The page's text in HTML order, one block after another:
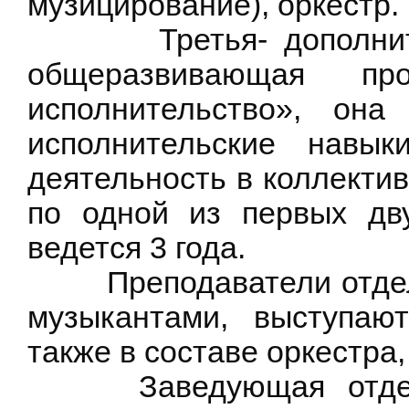
Третья-
общеразвивающая
исполнительство», она
исполнительские
деятельность в
по одной из первых
ведется 3 года.
Преподаватели
музыкантами,
также в составе
Заведующая